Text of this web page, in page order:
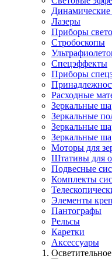
Динамические
Лазеры
Приборы
Стробоскопы
Спецэффекты
Приборы
Расходные
Зеркальные
Зеркальные
Зеркальные
Зеркальные
Моторы для
Штативы для
Подвесные
Комплекты
Элементы
Пантографы
Рельсы
Каретки
Аксессуары